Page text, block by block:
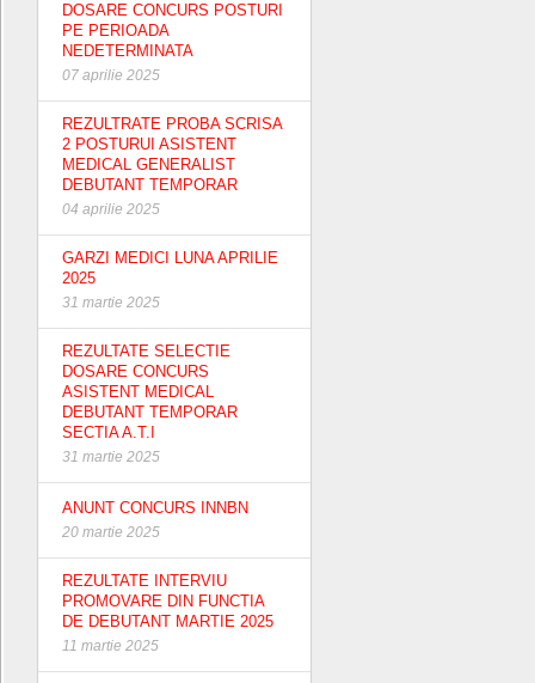
DOSARE CONCURS POSTURI
PE PERIOADA
NEDETERMINATA
07 aprilie 2025
REZULTRATE PROBA SCRISA
2 POSTURUI ASISTENT
MEDICAL GENERALIST
DEBUTANT TEMPORAR
04 aprilie 2025
GARZI MEDICI LUNA APRILIE
2025
31 martie 2025
REZULTATE SELECTIE
DOSARE CONCURS
ASISTENT MEDICAL
DEBUTANT TEMPORAR
SECTIA A.T.I
31 martie 2025
ANUNT CONCURS INNBN
20 martie 2025
REZULTATE INTERVIU
PROMOVARE DIN FUNCTIA
DE DEBUTANT MARTIE 2025
11 martie 2025